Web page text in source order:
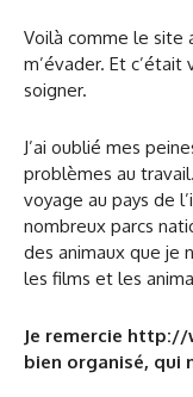
Voilà comme le site
m’évader. Et
soigner.
J’ai oublié mes
problèmes au
voyage au pays de
nombreux parcs
des animaux que je
les films et les
Je remercie http://
bien organisé, qui